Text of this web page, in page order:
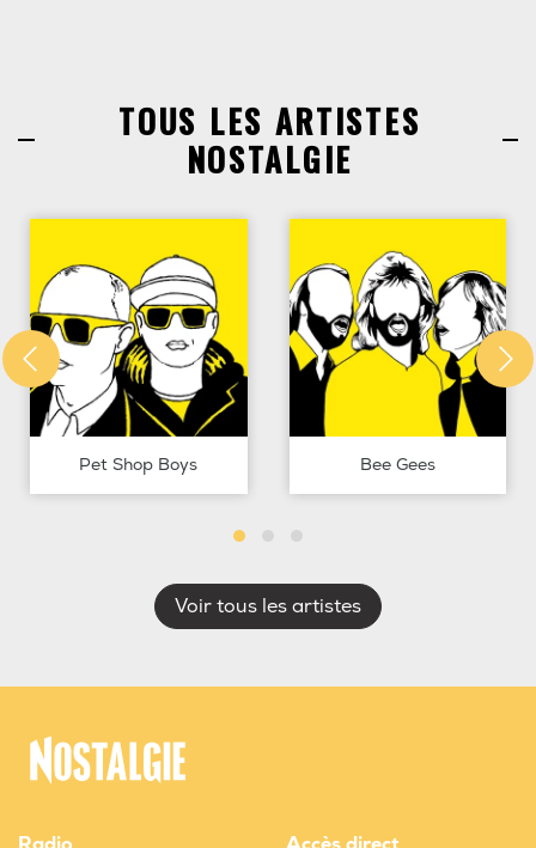
TOUS LES ARTISTES
NOSTALGIE
Pet Shop Boys Bee Gees
Voir tous les artistes